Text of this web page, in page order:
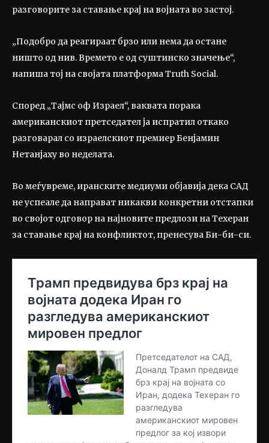
разговорите за ставање крај на војната во застој.
„Подобро да реагираат брзо или нема да остане
ништо од нив. Времето е од суштинско значење“,
напиша тој на својата платформа Truth Social.
Според „Тајмс оф Израел“, ваквата порака
американскиот претседател ја испратил откако
разговарал со израелскиот премиер Бенјамин
Нетанјаху во неделата.
Во меѓувреме, иранските медиуми објавија дека САД
не успеале да направат никакви конкретни отстапки
во својот одговор на најновите предлози на Техеран
за ставање крај на конфликтот, пренесува Би-би-си.